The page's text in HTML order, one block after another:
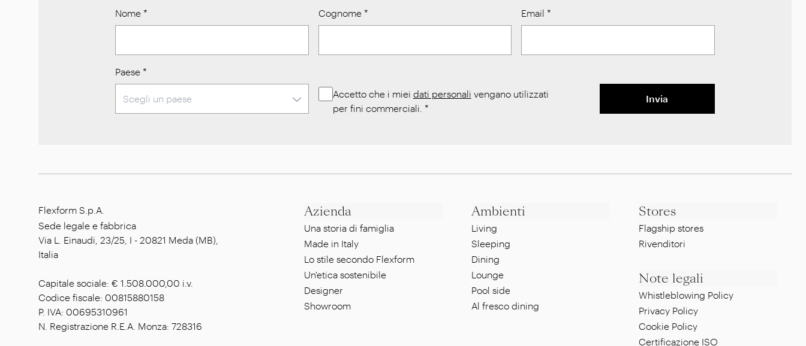
Nome * Cognome* Email *
Paese *
Accetto che i miei dati personali vengano utilizzati
per fini commerciali. *
Invia
Flexform S.p.A.
Sede legale e fabbrica
Via L. Einaudi, 23/25, I - 20821 Meda (MB),
Italia
Capitale sociale: € 1.508.000,00 i.v.
Codice fiscale: 00815880158
P. IVA: 00695310961
N. Registrazione R.E.A. Monza: 728316
Azienda
Una storia di famiglia
Made in Italy
Lo stile secondo Flexform
Un'etica sostenibile
Designer
Showroom
Ambienti
Living
Sleeping
Dining
Lounge
Pool side
Al fresco dining
Stores
Flagship stores
Rivenditori
Note legali
Whistleblowing Policy
Privacy Policy
Cookie Policy
Certificazione ISO